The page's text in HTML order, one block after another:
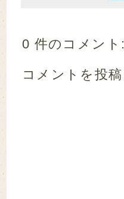
0 件のコメント:
コメントを投稿